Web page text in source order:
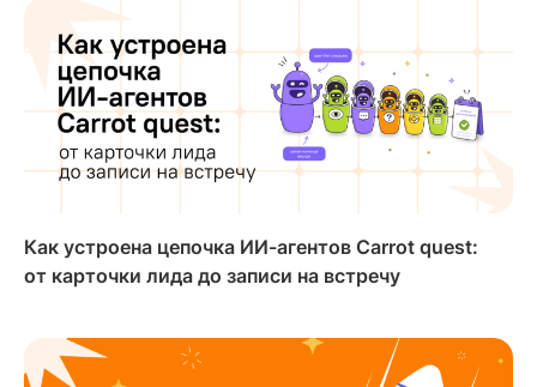
Как устроена цепочка ИИ-агентов Carrot quest:
от карточки лида до записи на встречу